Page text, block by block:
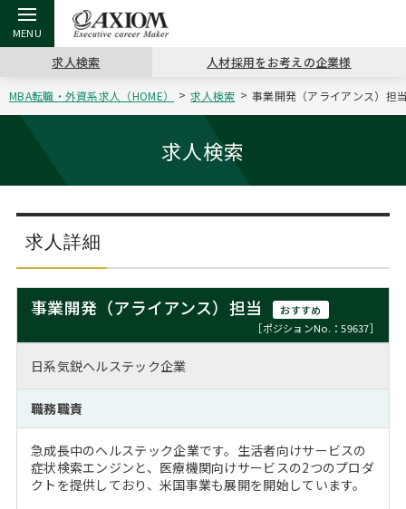
戻る
アクシアムの特長
戻る
コンサ
サービス案内
戻る
キャリ
コンサルタントの紹介
戻る
キャリア支援 TOP
キャリアデザイン講座
（最新求人市場動向）
戻る
MBAの
おわり
ステージ別アドバイス
MBAの転職事例
MBAからのFAQ
MBA留学生数の推移
戻る
日本か
MBAを生かす求人特集
戻る
転職ツール TOP
英文レジュメの書き方
戻る
パワー
職務経歴書の書き方
外資系／面接攻略のコツ
戻る
転職コラム TOP
“展”職相談室
転職市場の明日をよめ
キャリアに効く一冊
注目企業インタビュー
戻る
イベント・セミナー TOP
ジョブフェア
キャリアデザインセミナー
プロ経営者の特別セミナー
Career Talk Live
MBA NETWORKING
戻る
会社概要 TOP
沿革
主なクライアント
パブリシティ
ニュースリリース
求人検索 人材採用をお考えの企業様
MBA転職・外資系求人（HOME） 求人検索 事業開発（アライアンス）担
求人検索
求人詳細
事業開発（アライアンス）担当
おすすめ
［ポジションNo.：59637］
日系気鋭ヘルステック企業
職務職責
急成長中のヘルステック企業です。生活者向けサービスの
症状検索エンジンと、医療機関向けサービスの2つのプロダ
クトを提供しており、米国事業も展開を開始しています。